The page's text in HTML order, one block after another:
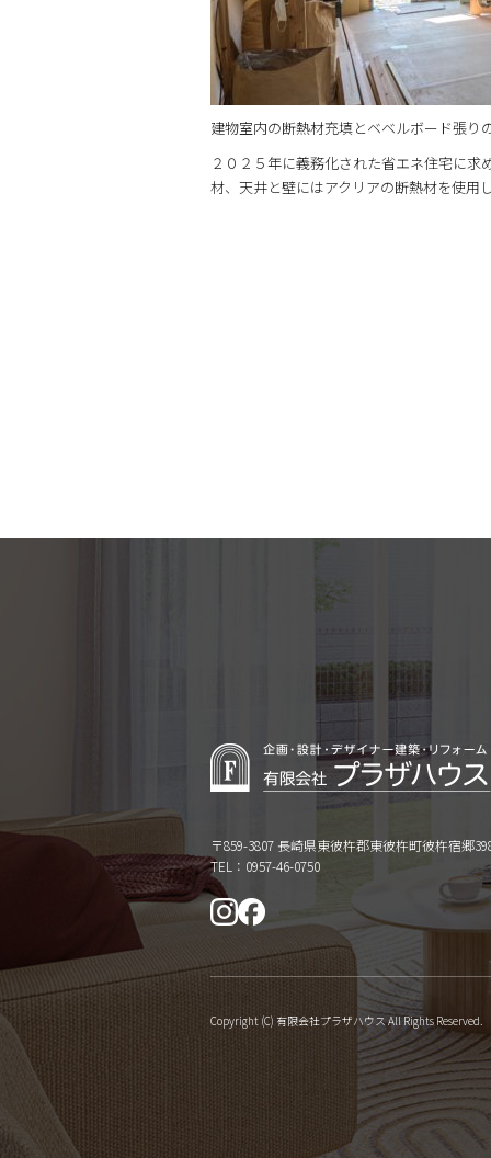
建物室内の断熱材充填とベベルボード張り
２０２５年に義務化された省エネ住宅に
材、天井と壁にはアクリアの断熱材を使
〒859-3807 長崎県東彼杵郡東彼杵町彼杵宿郷
TEL：0957-46-0750
Copyright (C) 有限会社プラザハウス All Rights Reserved.